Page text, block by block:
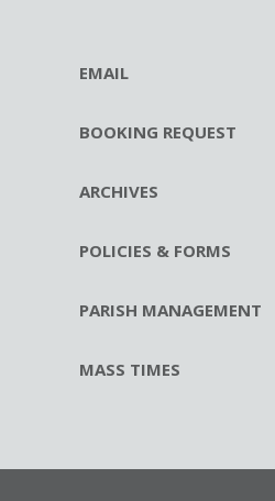
EMAIL
BOOKING REQUEST
ARCHIVES
POLICIES & FORMS
PARISH MANAGEMENT
MASS TIMES